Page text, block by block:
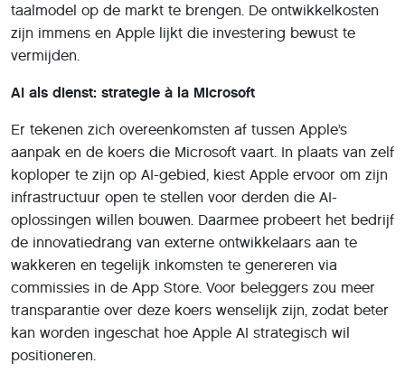
taalmodel op de markt te brengen. De ontwikkelkosten
zijn immens en Apple lijkt die investering bewust te
vermijden.
AI als dienst: strategie à la Microsoft
Er tekenen zich overeenkomsten af tussen Apple’s
aanpak en de koers die Microsoft vaart. In plaats van zelf
koploper te zijn op AI-gebied, kiest Apple ervoor om zijn
infrastructuur open te stellen voor derden die AI-
oplossingen willen bouwen. Daarmee probeert het bedrijf
de innovatiedrang van externe ontwikkelaars aan te
wakkeren en tegelijk inkomsten te genereren via
commissies in de App Store. Voor beleggers zou meer
transparantie over deze koers wenselijk zijn, zodat beter
kan worden ingeschat hoe Apple AI strategisch wil
positioneren.